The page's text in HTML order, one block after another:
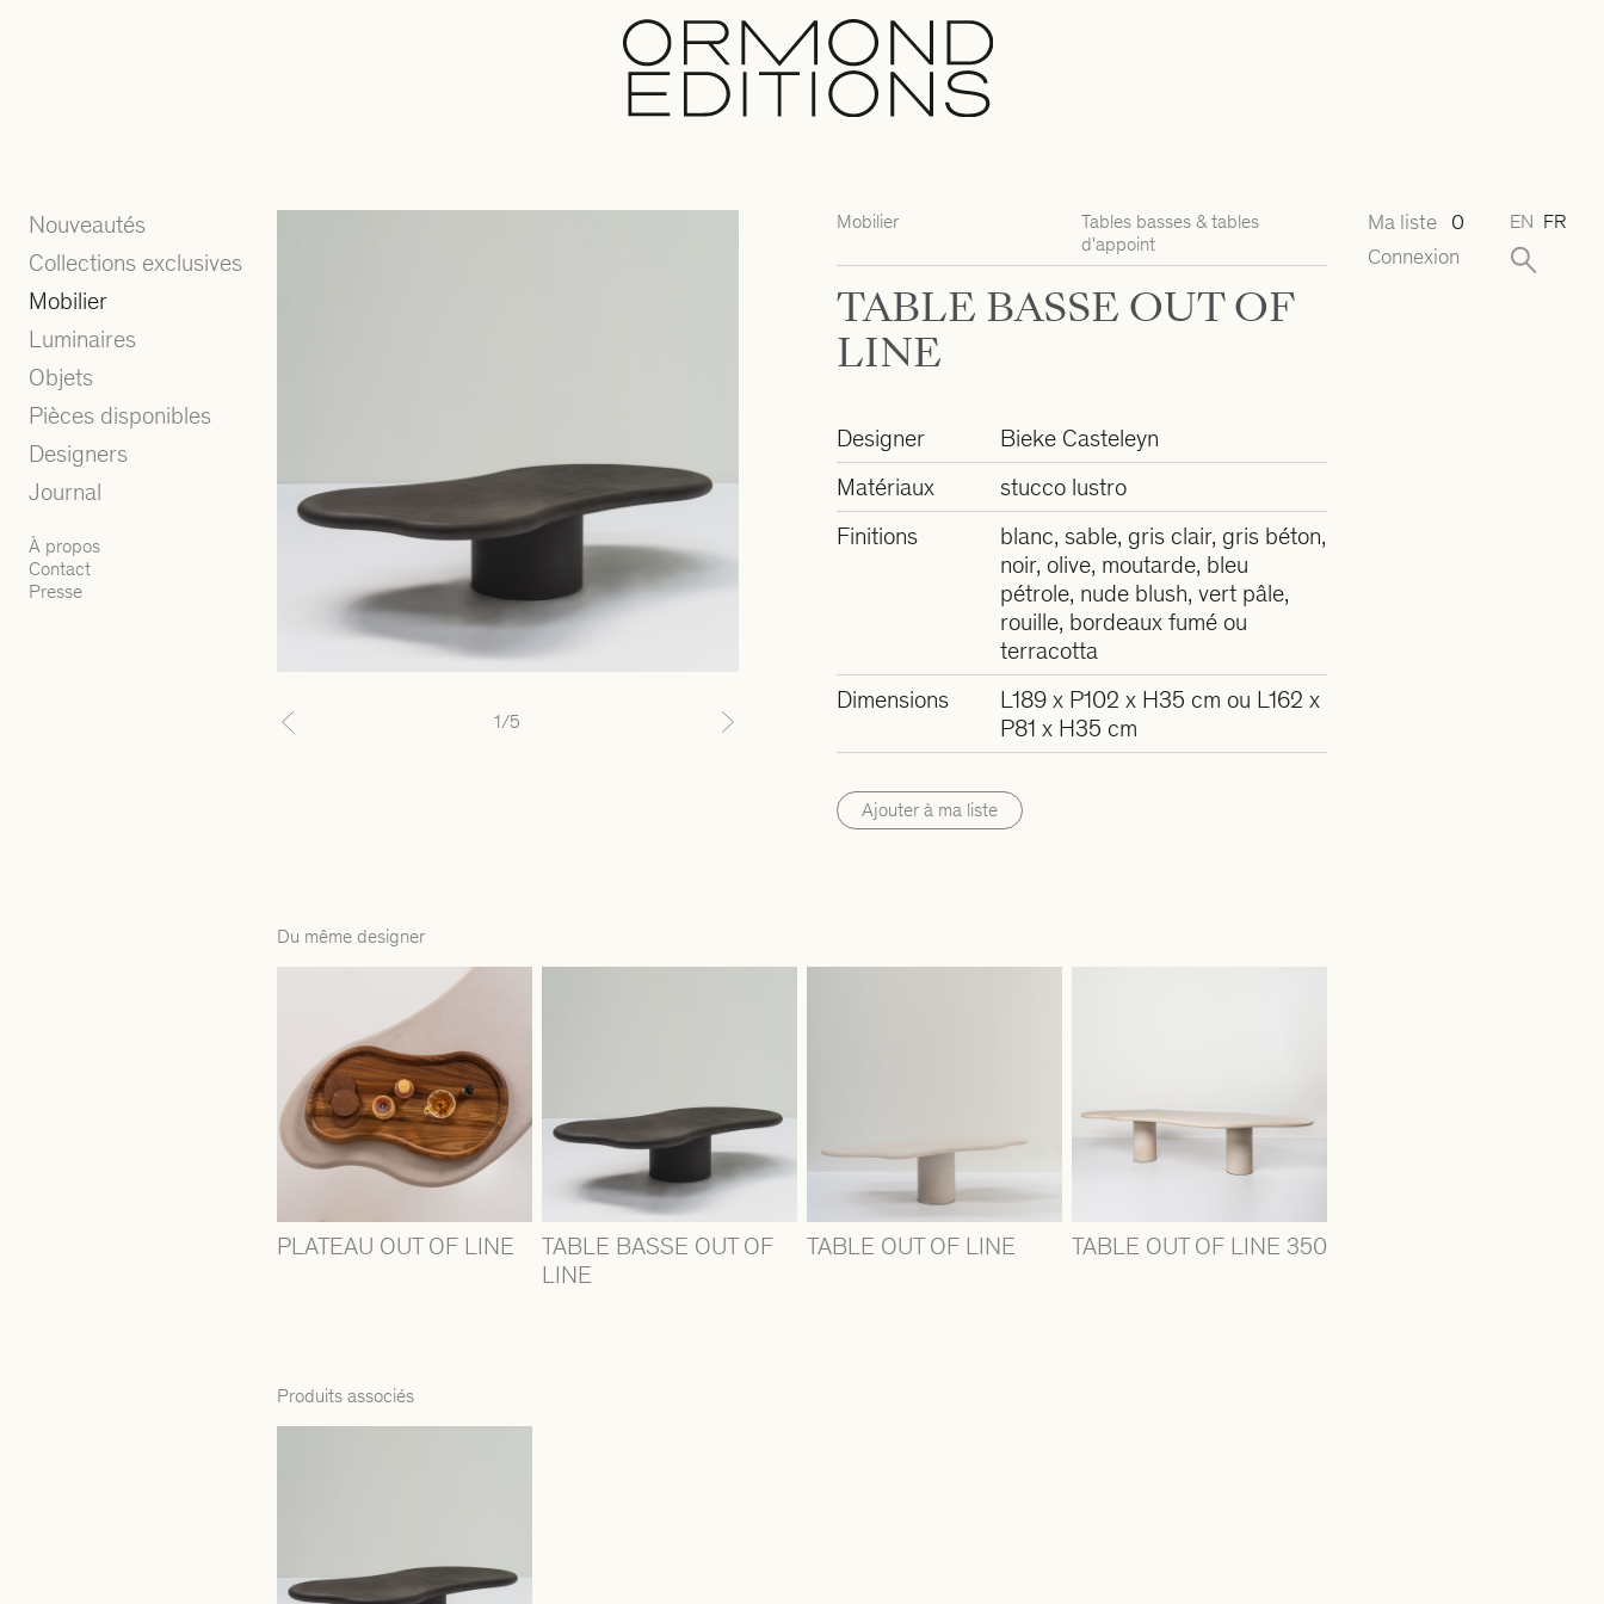
Nouveautés
Collections exclusives
Mobilier
Luminaires
Objets
Pièces disponibles
Designers
Journal
À propos
Contact
Presse
Previous 1/5
Mobilier
Tables basses & tables
d'appoint
TABLE BASSE OUT OF
LINE
Designer
Bieke Casteleyn
Matériaux
stucco lustro
Finitions
blanc, sable, gris clair, gris béton,
noir, olive, moutarde, bleu
pétrole, nude blush, vert pâle,
rouille, bordeaux fumé ou
terracotta
Dimensions
L189 x P102 x H35 cm ou L162 x
P81 x H35 cm
Ajouter à ma liste
Du même designer
PLATEAU OUT OF LINE
TABLE BASSE OUT OF
LINE
TABLE OUT OF LINE TABLE OUT OF LINE 350
Produits associés
Ma liste 0
Connexion
EN FR